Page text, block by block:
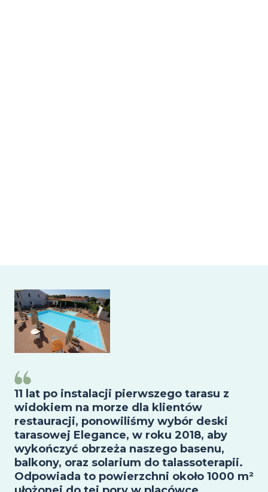
Image
11 lat po instalacji pierwszego tarasu z
widokiem na morze dla klientów
restauracji, ponowiliśmy wybór deski
tarasowej Elegance, w roku 2018, aby
wykończyć obrzeża naszego basenu,
balkony, oraz solarium do talassoterapii.
Odpowiada to powierzchni około 1000 m²